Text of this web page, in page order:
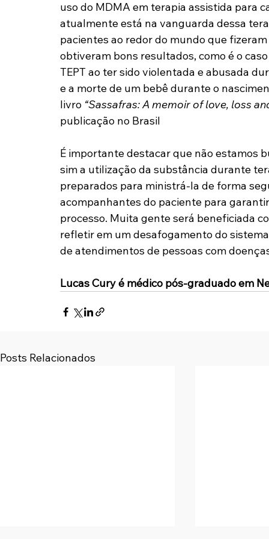
uso do MDMA em terapia assistida para
atualmente está na vanguarda dessa
pacientes ao redor do mundo que
obtiveram bons resultados, como é o
TEPT ao ter sido violentada e abusada
e a morte de um bebê durante o
livro “Sassafras: A memoir of love, loss
publicação no Brasil
É importante destacar que não estamos
sim a utilização da substância durante
preparados para ministrá-la de forma
acompanhantes do paciente para
processo. Muita gente será beneficiada
refletir em um desafogamento do
de atendimentos de pessoas com
Lucas Cury é médico pós-graduado em
Posts Relacionados